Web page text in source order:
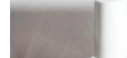
Энергия
В лезвии ветряных турбин
стальных шариков и роликов
надежных подшипниках тяги.